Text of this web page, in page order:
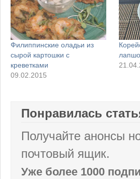
Филиппинские оладьи из
сырой картошки с
креветками
09.02.2015
Понравилась
Получайте анонсы
почтовый ящик.
Уже более 1000